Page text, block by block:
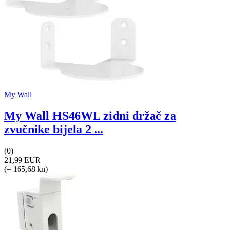
My Wall
My Wall HS46WL zidni držač za
zvučnike bijela 2 ...
(0)
21,99 EUR
(= 165,68 kn)